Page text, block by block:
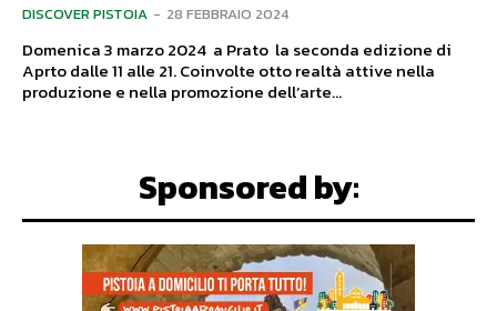
DISCOVER PISTOIA - 28 FEBBRAIO 2024
Domenica 3 marzo 2024 a Prato la seconda edizione di
Aprto dalle 11 alle 21. Coinvolte otto realtà attive nella
produzione e nella promozione dell’arte...
Sponsored by: